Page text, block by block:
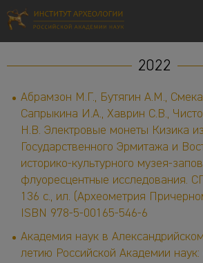
2022
Абрамзон М.Г., Бутягин А.М.,
Сапрыкина И.А., Хаврин С.В.,
Н.В. Электровые монеты Кизика
Государственного Эрмитажа и
историко-культурного музея-
флуоресцентные исследования.
136 с., ил. (Археометрия
ISBN 978-5-00165-546-6
Академия наук в
летию Российской Академии наук: